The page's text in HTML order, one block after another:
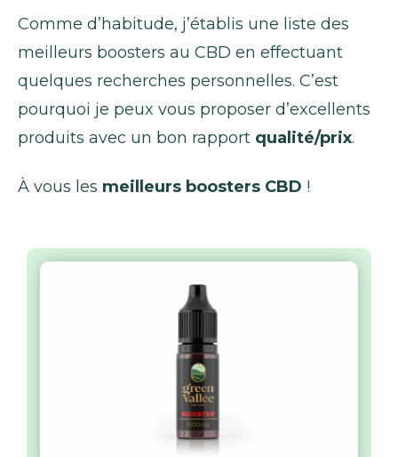
Comme d’habitude, j’établis une liste des
meilleurs boosters au CBD en effectuant
quelques recherches personnelles. C’est
pourquoi je peux vous proposer d’excellents
produits avec un bon rapport qualité/prix.
À vous les meilleurs boosters CBD !